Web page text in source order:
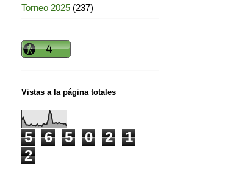
Torneo 2025 (237)
Vistas a la página totales
5 6 5 0 2
1
2